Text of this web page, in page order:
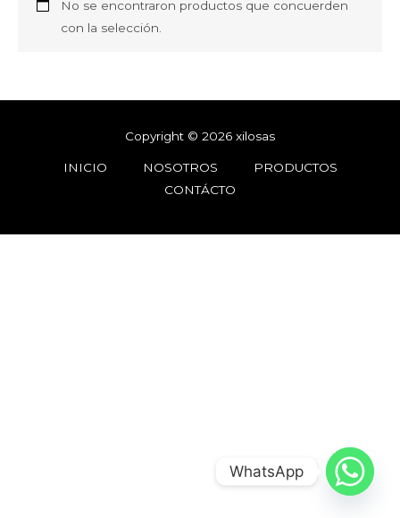
No se encontraron productos que concuerden
con la selección.
Copyright © 2026 xilosas
INICIO NOSOTROS
PRODUCTOS
CONTÁCTO
WhatsApp